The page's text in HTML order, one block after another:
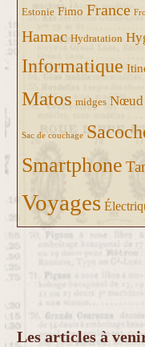
Estonie Fimo France
Hamac Hydratation
Informatique
Matos midges Nœud
Sac de couchage
Smartphone
Voyages
Les articles à